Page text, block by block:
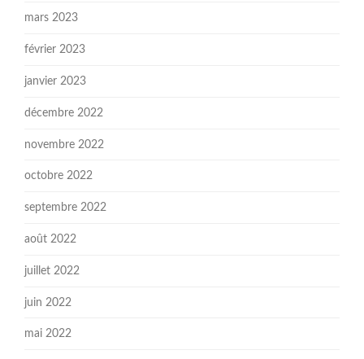
mars 2023
février 2023
janvier 2023
décembre 2022
novembre 2022
octobre 2022
septembre 2022
août 2022
juillet 2022
juin 2022
mai 2022